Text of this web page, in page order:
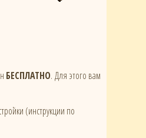
БЕСПЛАТНО. Для этого вам
(инструкции по